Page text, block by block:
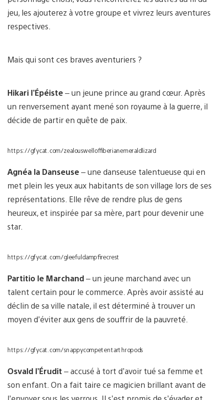
jeu, les ajouterez à votre groupe et vivrez leurs aventures
respectives.
Mais qui sont ces braves aventuriers ?
Hikari l’Épéiste– un jeune prince au grand cœur. Après
un renversement ayant mené son royaume à la guerre, il
décide de partir en quête de paix.
https://gfycat.com/zealouswelloffiberianemeraldlizard
Agnéa la Danseuse– une danseuse talentueuse qui en
met plein les yeux aux habitants de son village lors de ses
représentations. Elle rêve de rendre plus de gens
heureux, et inspirée par sa mère, part pour devenir une
star.
https://gfycat.com/gleefuldampfirecrest
Partitio le Marchand– un jeune marchand avec un
talent certain pour le commerce. Après avoir assisté au
déclin de sa ville natale, il est déterminé à trouver un
moyen d’éviter aux gens de souffrir de la pauvreté.
https://gfycat.com/snappycompetentarthropods
Osvald l’Érudit – accusé à tort d’avoir tué sa femme et
son enfant. On a fait taire ce magicien brillant avant de